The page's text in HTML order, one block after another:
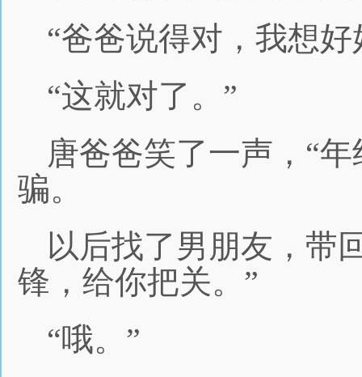
“爸爸说得对，我想
“这就对了。”
唐爸爸笑了一声，“
骗。
以后找了男朋友，带
锋，给你把关。”
“哦。”